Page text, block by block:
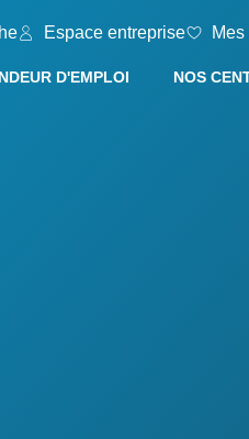
Espace entreprise
D'EMPLOI NOS